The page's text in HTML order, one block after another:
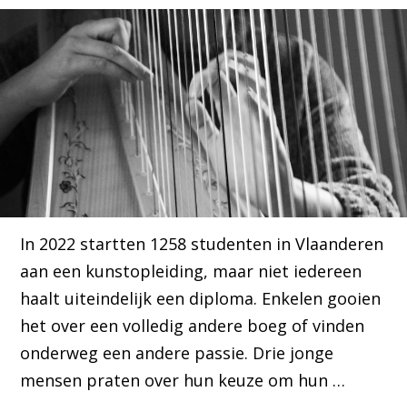
In 2022 startten 1258 studenten in Vlaanderen
aan een kunstopleiding, maar niet iedereen
haalt uiteindelijk een diploma. Enkelen gooien
het over een volledig andere boeg of vinden
onderweg een andere passie. Drie jonge
mensen praten over hun keuze om hun …